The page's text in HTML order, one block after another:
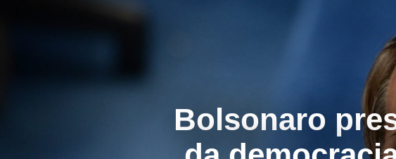
Bolsonaro